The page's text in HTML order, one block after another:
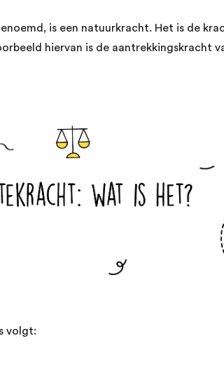
is een natuurkracht. Het is de
hiervan is de aantrekkingskracht
volgt: